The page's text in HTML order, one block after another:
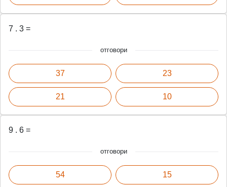
7 . 3 =
отговори
37
21
23
10
9 . 6 =
отговори
54 15